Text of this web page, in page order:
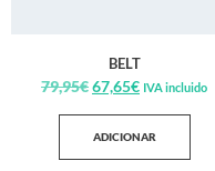
BELT
79,95€67,65€ IVA incluido
ADICIONAR